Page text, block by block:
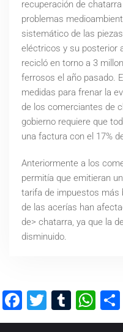
recuperación de
problemas
sistemático de las
eléctricos y su posterior
recicló en torno a 3
ferrosos el año pasado.
medidas para frenar la
de los comerciantes de
gobierno requiere que
una factura con el 17%
Anteriormente a los
permitía que emitieran
tarifa de impuestos más
de las acerías han
de> chatarra, ya que la
disminuido.
Facebook
Twitter
Tumblr